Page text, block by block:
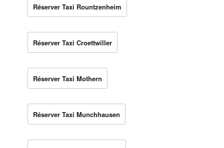
Réserver Taxi Rountzenheim
Réserver Taxi Croettwiller
Réserver Taxi Mothern
Réserver Taxi Munchhausen